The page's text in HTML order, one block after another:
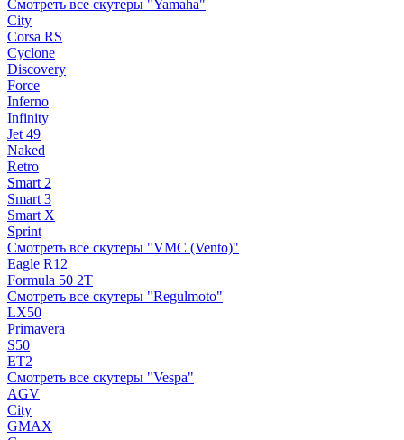
Смотреть все скутеры "Yamaha"
City
Corsa RS
Cyclone
Discovery
Force
Inferno
Infinity
Jet 49
Naked
Retro
Smart 2
Smart 3
Smart X
Sprint
Смотреть все скутеры "VMC (Vento)"
Eagle R12
Formula 50 2Т
Смотреть все скутеры "Regulmoto"
LX50
Primavera
S50
ET2
Смотреть все скутеры "Vespa"
AGV
City
GMAX